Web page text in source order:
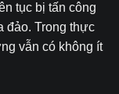
tục bị tấn công
đảo. Trong thực
vẫn có không ít